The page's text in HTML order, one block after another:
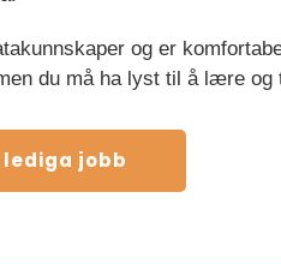
og er
du må ha lyst til å lære og
jobb